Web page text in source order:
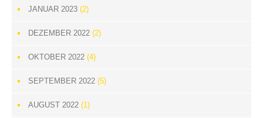
JANUAR 2023 (2)
DEZEMBER 2022 (2)
OKTOBER 2022 (4)
SEPTEMBER 2022 (5)
AUGUST 2022 (1)